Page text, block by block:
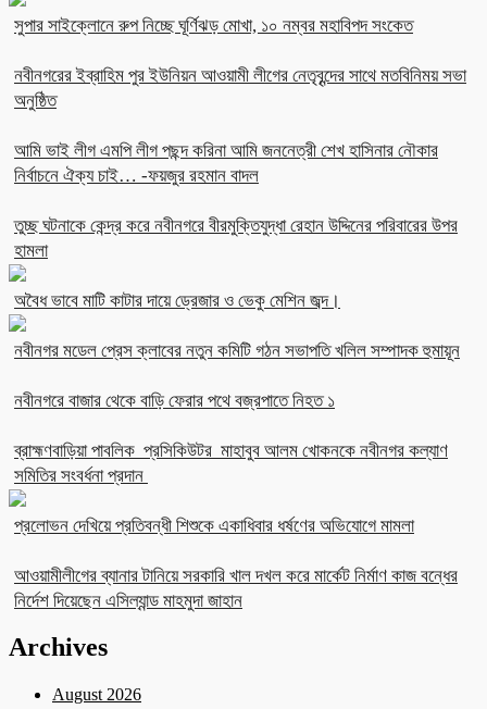
সুপার সাইক্লোনে রুপ নিচ্ছে ঘূর্ণিঝড় মোখা, ১০ নম্বর মহাবিপদ সংকেত
নবীনগরের ইব্রাহিম পুর ইউনিয়ন আওয়ামী লীগের নেতৃবৃন্দের সাথে মতবিনিময় সভা
অনুষ্ঠিত
আমি ভাই লীগ এমপি লীগ পছন্দ করিনা আমি জননেত্রী শেখ হাসিনার নৌকার
নির্বাচনে ঐক্য চাই… -ফয়জুর রহমান বাদল
তুচ্ছ ঘটনাকে কেন্দ্র করে নবীনগরে বীরমুক্তিযুদ্ধা রেহান উদ্দিনের পরিবারের উপর
হামলা
অবৈধ ভাবে মাটি কাটার দায়ে ড্রেজার ও ভেকু মেশিন জব্দ।
নবীনগর মডেল প্রেস ক্লাবের নতুন কমিটি গঠন সভাপতি খলিল সম্পাদক হুমায়ূন
নবীনগরে বাজার থেকে বাড়ি ফেরার পথে বজ্রপাতে নিহত ১
ব্রাহ্মণবাড়িয়া পাবলিক প্রসিকিউটর মাহাবুব আলম খোকনকে নবীনগর কল্যাণ
সমিতির সংবর্ধনা প্রদান
প্রলোভন দেখিয়ে প্রতিবন্ধী শিশুকে একাধিবার ধর্ষণের অভিযোগে মামলা
আওয়ামীলীগের ব্যানার টানিয়ে সরকারি খাল দখল করে মার্কেট নির্মাণ কাজ বন্ধের
নির্দেশ দিয়েছেন এসিল্যান্ড মাহমুদা জাহান
Archives
August 2026